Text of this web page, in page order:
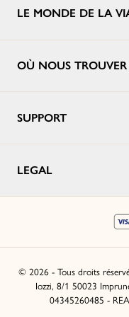
LE MONDE DE LA
OÙ NOUS TROUVER
SUPPORT
LEGAL
© 2026 - Tous droits
Iozzi, 8/1 50023
04345260485 -